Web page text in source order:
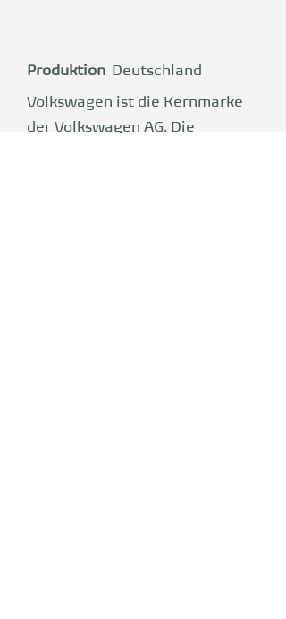
Produktion Deutschland
Volkswagen ist die Kernmarke
der Volkswagen AG. Die